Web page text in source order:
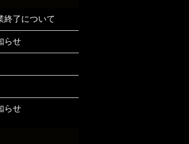
終了について
らせ
らせ